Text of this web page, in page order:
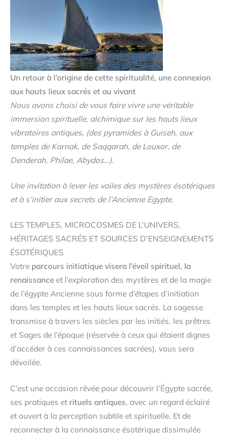
Un retour à l’origine de cette spiritualité, une connexion
aux hauts lieux sacrés et au vivant
Nous avons choisi de vous faire vivre une véritable
immersion spirituelle, alchimique sur les hauts lieux
vibratoires antiques, (des pyramides à Guiseh, aux
temples de Karnak, de Saqqarah, de Louxor, de
Denderah, Philae, Abydos…).
Une invitation à lever les voiles des mystères ésotériques
et à s’initier aux secrets de l’Ancienne Egypte.
LES TEMPLES, MICROCOSMES DE L’UNIVERS,
HÉRITAGES SACRÉS ET SOURCES D’ENSEIGNEMENTS
ÉSOTÉRIQUES
Votre parcours initiatique visera l’éveil spirituel, la
renaissance et l’exploration des mystères et de la magie
de l’égypte Ancienne sous forme d’étapes d’initiation
dans les temples et les hauts lieux sacrés. La sagesse
transmise à travers les siècles par les initiés, les prêtres
et Sages de l’époque (réservée à ceux qui étaient dignes
d’accéder à ces connaissances sacrées), vous sera
dévoilée.
C’est une occasion rêvée pour découvrir l’Égypte sacrée,
ses pratiques et rituels antiques, avec un regard éclairé
et ouvert à la perception subtile et spirituelle. Et de
reconnecter à la connaissance ésotérique dissimulée